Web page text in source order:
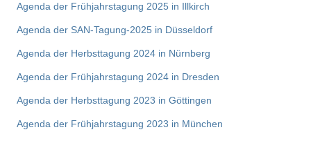
Agenda der Frühjahrstagung 2025 in Illkirch
Agenda der SAN-Tagung-2025 in Düsseldorf
Agenda der Herbsttagung 2024 in Nürnberg
Agenda der Frühjahrstagung 2024 in Dresden
Agenda der Herbsttagung 2023 in Göttingen
Agenda der Frühjahrstagung 2023 in München